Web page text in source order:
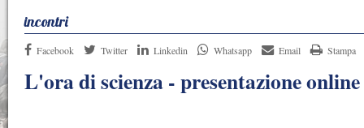
incontri
Facebook Twitter Linkedin Whatsapp Email Stampa
L'ora di scienza - presentazione online